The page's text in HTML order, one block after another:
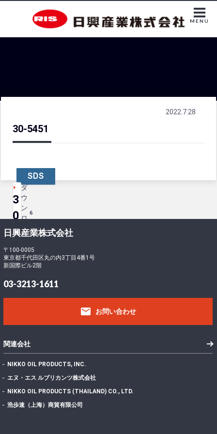
MENU
30-5451
2022.7.28
SDS
ダ
ウ
ン
ロ
ー
ド
6
フ
ァ
イ
ル
サ
イ
373.11 KB
イ
数
稿
日
2022年7月28日
最
3
0
-
5
4
5
1
日興産業株式会社
〒100-0005
東京都千代田区丸の内3丁目4番1号
新国際ビル2階
03-3213-1611
email お問い合わせ
関連会社
NIKKO OIL PRODUCTS, INC.
エヌ・エス ルブリカンツ株式会社
NIKKO OIL PRODUCTS (THAILAND) CO., LTD.
浩歩速（上海）商貿有限公司